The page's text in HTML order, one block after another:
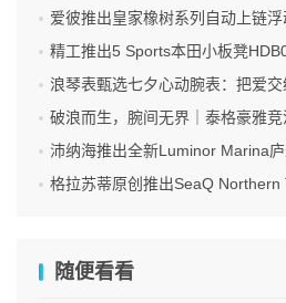
爱彼推出皇家橡树系列自动上链浮动式陀飞
精工推出5 Sports本田小板凳
浪琴表甄选七夕心动腕表：把爱交
破浪而生，腕间无界｜泰格豪雅
沛纳海推出全新Luminor Marina庐米诺系列腕表
格拉苏蒂原创推出SeaQ Northern Tide和
随便看看